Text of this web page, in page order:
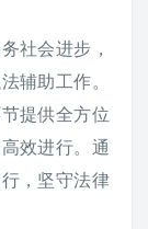
社会进步，
辅助工作。
提供全方位
效进行。通
，坚守法律